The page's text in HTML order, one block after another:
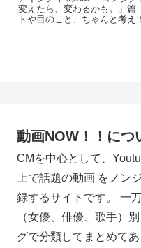
変えたら、変わるかも。」篇
トや目のこと、ちゃんと考え
動画NOW！！につ
CMを中心として、
上で話題の動画 をノン
録するサイトです。 一
（女優、俳優、歌手）
グで分類してまとめて